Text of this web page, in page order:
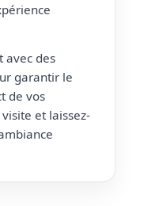
avec des
garantir le
de vos
et laissez-